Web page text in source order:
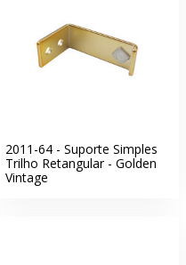
2011-64 - Suporte Simples
Trilho Retangular - Golden
Vintage